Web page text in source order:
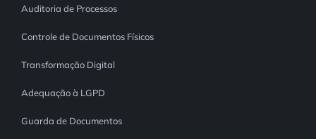
Auditoria de Processos
Controle de Documentos Físicos
Transformação Digital
Adequação à LGPD
Guarda de Documentos